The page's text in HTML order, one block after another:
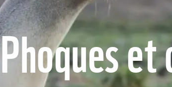
Phoques